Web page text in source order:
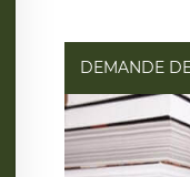
DEMANDE